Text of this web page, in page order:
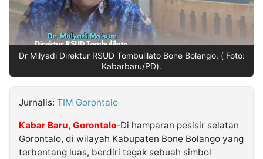
Kabarbaru
Dr Milyadi Direktur RSUD Tombulilato Bone Bolango, ( Foto:
Kabarbaru/PD).
Jurnalis: TIM Gorontalo
Kabar Baru, Gorontalo-Di hamparan pesisir selatan
Gorontalo, di wilayah Kabupaten Bone Bolango yang
terbentang luas, berdiri tegak sebuah simbol